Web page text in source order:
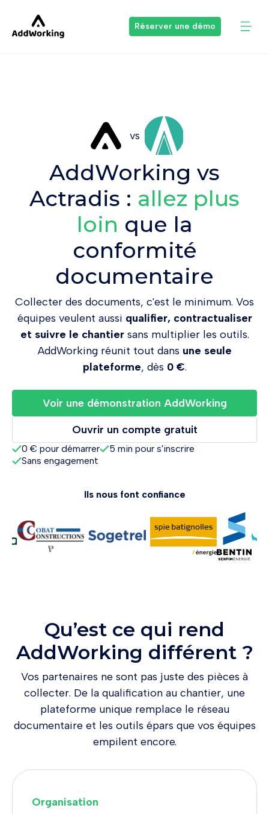
Réserver une démo
vs
AddWorking vs
Actradis : allez plus
loin que la
conformité
documentaire
Collecter des documents, c'est le minimum. Vos
équipes veulent aussi qualifier, contractualiser
et suivre le chantiersans multiplier les outils.
AddWorking réunit tout dans une seule
plateforme, dès 0 €.
Voir une démonstration AddWorking
Ouvrir un compte gratuit
0 € pour démarrer
5 min pour s'inscrire
Sans engagement
Ils nous font confiance
Qu’est ce qui rend
AddWorking différent ?
Vos partenaires ne sont pas juste des pièces à
collecter. De la qualification au chantier, une
plateforme unique remplace le réseau
documentaire et les outils épars que vos équipes
empilent encore.
Organisation